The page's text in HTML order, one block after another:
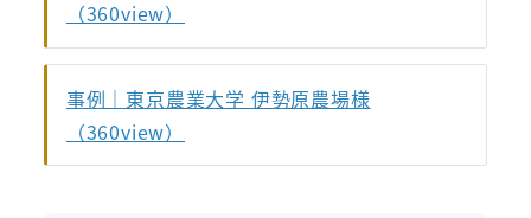
（360view）
事例｜東京農業大学 伊勢原農場様
（360view）